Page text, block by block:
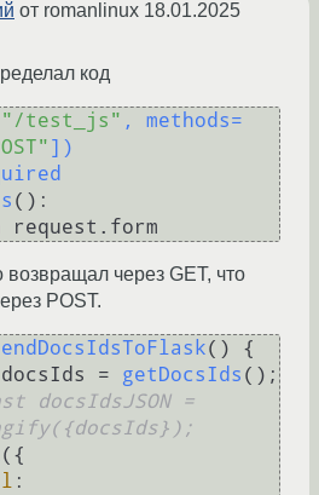
от romanlinux 18.01.2025
код
"/test_js" , methods=
] )
():
возвращал через GET, что
POST.
( ) {
docsIds = getDocsIds ();
docsIdsJSON =
({